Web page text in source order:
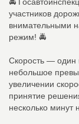
участников
внимательными
режим! 🚔
Скорость — один
небольшое
увеличении
принятие
несколько минут